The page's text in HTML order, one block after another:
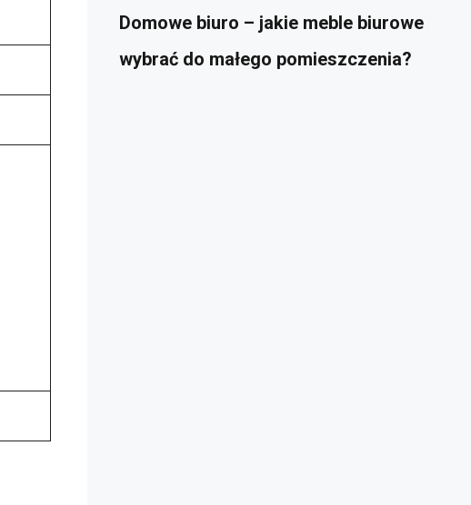
Domowe biuro – jakie meble biurowe
wybrać do małego pomieszczenia?